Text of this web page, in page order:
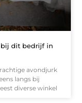
bij dit bedrijf in
avondjurk
langs bij
diverse winkel